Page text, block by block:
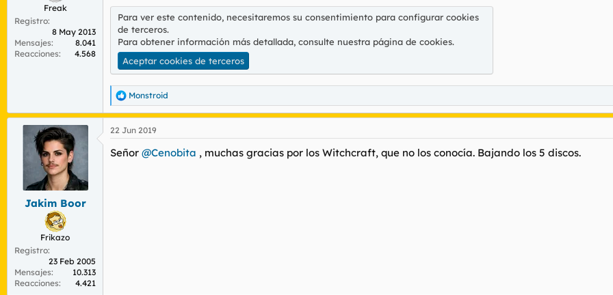
Freak
Registro
8 May 2013
Mensajes
8.041
Reacciones
4.568
Para ver este contenido, necesitaremos su consentimiento para configurar cookies
de terceros.
Para obtener información más detallada, consulte nuestra página de cookies.
Aceptar cookies de terceros
R
e
c
i
Monstroid
Jakim Boor
Frikazo
Registro
23 Feb 2005
Mensajes
10.313
Reacciones
4.421
22 Jun 2019
Señor @Cenobita , muchas gracias por los Witchcraft, que no los conocía. Bajando los 5 discos.